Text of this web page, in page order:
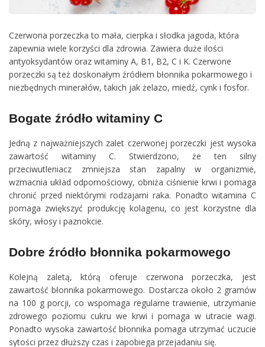
Czerwona porzeczka to mała, cierpka i słodka jagoda, która
zapewnia wiele korzyści dla zdrowia. Zawiera duże ilości
antyoksydantów oraz witaminy A, B1, B2, C i K. Czerwone
porzeczki są też doskonałym źródłem błonnika pokarmowego i
niezbędnych minerałów, takich jak żelazo, miedź, cynk i fosfor.
Bogate źródło witaminy C
Jedną z najważniejszych zalet czerwonej porzeczki jest wysoka
zawartość witaminy C. Stwierdzono, że ten silny
przeciwutleniacz zmniejsza stan zapalny w organizmie,
wzmacnia układ odpornościowy, obniża ciśnienie krwi i pomaga
chronić przed niektórymi rodzajami raka. Ponadto witamina C
pomaga zwiększyć produkcję kolagenu, co jest korzystne dla
skóry, włosy i paznokcie.
Dobre źródło błonnika pokarmowego
Kolejną zaletą, którą oferuje czerwona porzeczka, jest
zawartość błonnika pokarmowego. Dostarcza około 2 gramów
na 100 g porcji, co wspomaga regularne trawienie, utrzymanie
zdrowego poziomu cukru we krwi i pomaga w utracie wagi.
Ponadto wysoka zawartość błonnika pomaga utrzymać uczucie
sytości przez dłuższy czas i zapobiega przejadaniu się.